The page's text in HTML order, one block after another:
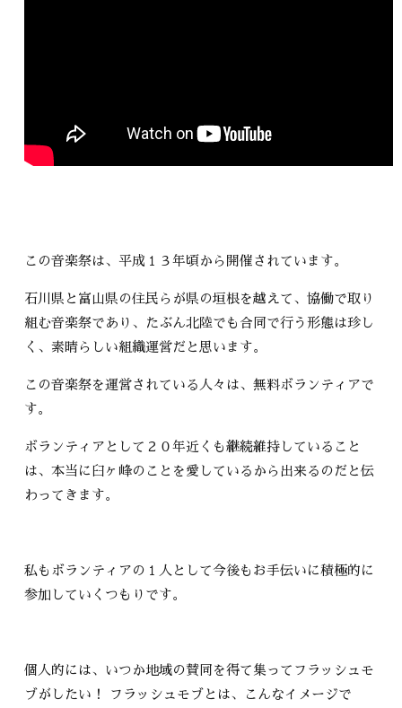
この音楽祭は、平成１３年頃から開催されています。
石川県と富山県の住民らが県の垣根を越えて、協働で取り
組む音楽祭であり、たぶん北陸でも合同で行う形態は珍し
く、素晴らしい組織運営だと思います。
この音楽祭を運営されている人々は、無料ボランティアで
す。
ボランティアとして２０年近くも継続維持していること
は、本当に臼ヶ峰のことを愛しているから出来るのだと伝
わってきます。
私もボランティアの１人として今後もお手伝いに積極的に
参加していくつもりです。
個人的には、いつか地域の賛同を得て集ってフラッシュモ
ブがしたい！ フラッシュモブとは、こんなイメージで